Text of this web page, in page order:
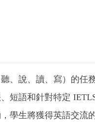
、說、讀、寫）的任務
短語和針對特定
學生將獲得英語交流的